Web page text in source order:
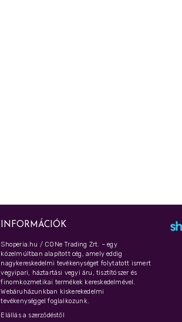
INFORMÁCIÓK
Shoperia.hu / CONe Trading Zrt. – egy
közelmúltban alapított cég, amely eddig
nagykereskedelmi tevékenységet folytatott ismert
vegyipari, háztartási vegyi áru, tisztítószer és
finomkozmetikai termékek kereskedelmével.
Webáruházunkban kiskerekedelmi
tevékenységgel foglalkozunk.
Elállás a szerződéstől